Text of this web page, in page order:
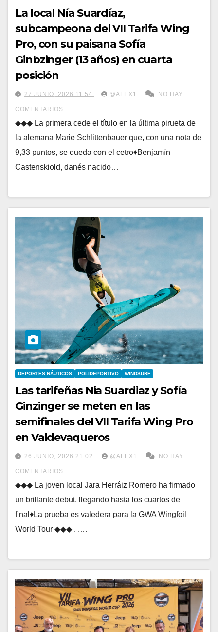
La local Nía Suardíaz,
subcampeona del VII Tarifa Wing
Pro, con su paisana Sofía
Ginbzinger (13 años) en cuarta
posición
27 JUNIO, 2026 11:54 @ALEX1 NO HAY
COMENTARIOS
◆◆◆ La primera cede el título en la última pirueta de
la alemana Marie Schlittenbauer que, con una nota de
9,33 puntos, se queda con el cetro♦Benjamín
Castenskiold, danés nacido…
DEPORTES NÁUTICOS POLIDEPORTIVO WINDSURF
Las tarifeñas Nia Suardiaz y Sofía
Ginzinger se meten en las
semifinales del VII Tarifa Wing Pro
en Valdevaqueros
26 JUNIO, 2026 21:02 @ALEX1 NO HAY
COMENTARIOS
◆◆◆ La joven local Jara Herráiz Romero ha firmado
un brillante debut, llegando hasta los cuartos de
final♦La prueba es valedera para la GWA Wingfoil
World Tour ◆◆◆ . .…